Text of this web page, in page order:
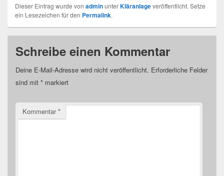
Dieser Eintrag wurde von adminunterKläranlageveröffentlicht. Setze
ein Lesezeichen für den Permalink.
Schreibe einen Kommentar
Deine E-Mail-Adresse wird nicht veröffentlicht. Erforderliche Felder
sind mit * markiert
Kommentar*